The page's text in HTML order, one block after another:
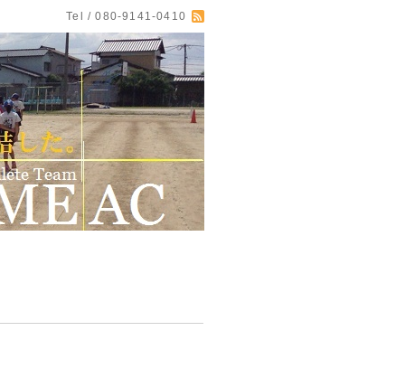
Tel / 080-9141-0410